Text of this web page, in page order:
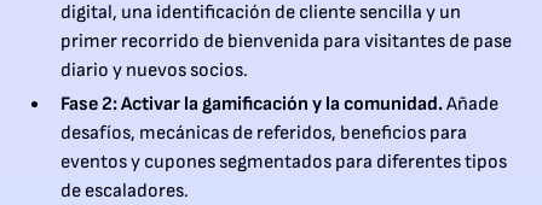
digital, una identificación de cliente sencilla y un
primer recorrido de bienvenida para visitantes de pase
diario y nuevos socios.
Fase 2: Activar la gamificación y la comunidad.Añade
desafíos, mecánicas de referidos, beneficios para
eventos y cupones segmentados para diferentes tipos
de escaladores.